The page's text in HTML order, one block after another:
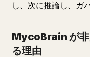
し、次に推論し、ガ
MycoBrain が非
る理由